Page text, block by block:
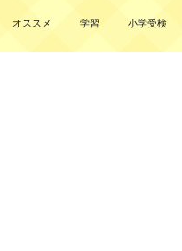
オススメ 学習 小学受検